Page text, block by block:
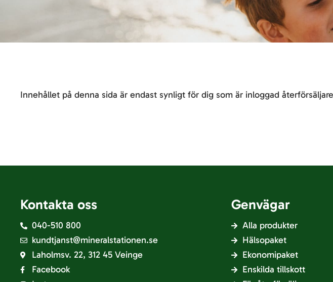
Innehållet på denna sida är endast synligt för dig som är inloggad
Kontakta oss
040-510 800
kundtjanst@mineralstationen.se
Laholmsv. 22, 312 45 Veinge
Facebook
Genvägar
Alla produkter
Hälsopaket
Ekonomipaket
Enskilda tillskott